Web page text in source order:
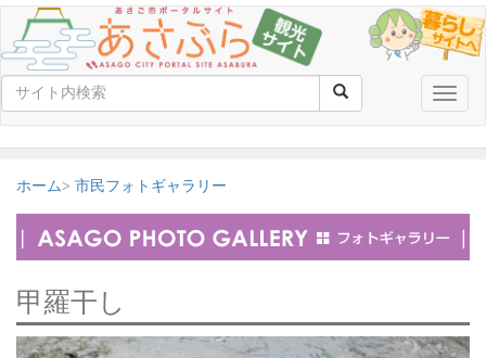
Toggle
ホーム 市民フォトギャラリー
甲羅干し